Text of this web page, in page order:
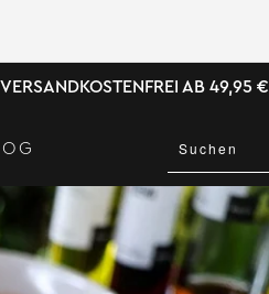
VERSANDKOSTENFREI AB 49,95 €